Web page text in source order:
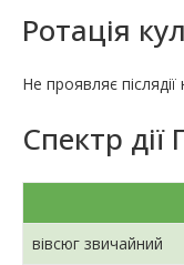
Ротація
Не проявляє
Спектр дії
вівсюг звичайний